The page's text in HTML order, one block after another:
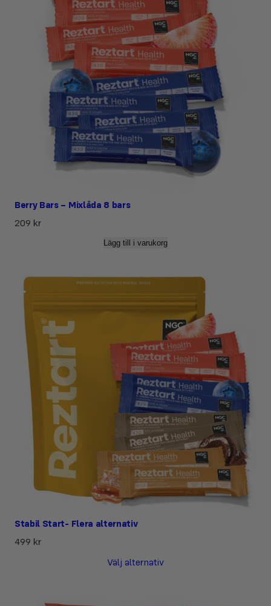
Berry Bars – Mixlåda 8 bars
209 kr
Lägg till i varukorg
Stabil Start- Flera alternativ
499 kr
Välj alternativ